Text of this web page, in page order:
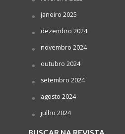
janeiro 2025
dezembro 2024
novembro 2024
outubro 2024
setembro 2024
agosto 2024
julho 2024